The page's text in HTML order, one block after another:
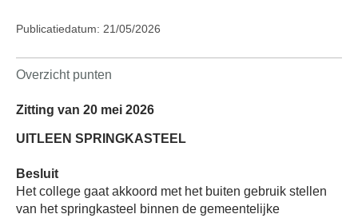
Publicatiedatum: 21/05/2026
Overzicht punten
Zitting van 20 mei 2026
UITLEEN SPRINGKASTEEL
Besluit
Het college gaat akkoord met het buiten gebruik stellen
van het springkasteel binnen de gemeentelijke